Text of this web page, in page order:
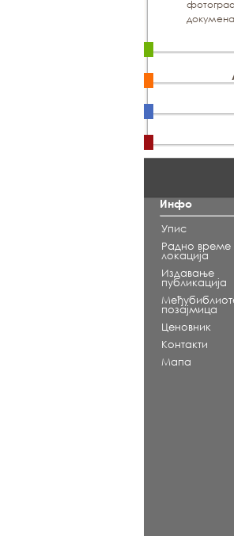
Инфо
Упис
Радно време
локација
Издавање
публикација
позајмица
Ценовник
Контакти
Мапа